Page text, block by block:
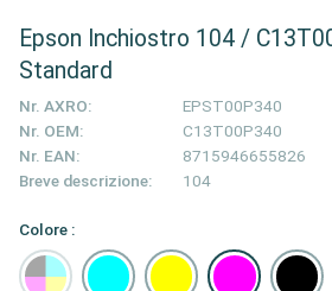
Epson Inchiostro 104 /
Standard
Nr. AXRO:
EPST00P340
Nr. OEM:
C13T00P340
Nr. EAN:
8715946655826
Breve descrizione:
104
Colore :